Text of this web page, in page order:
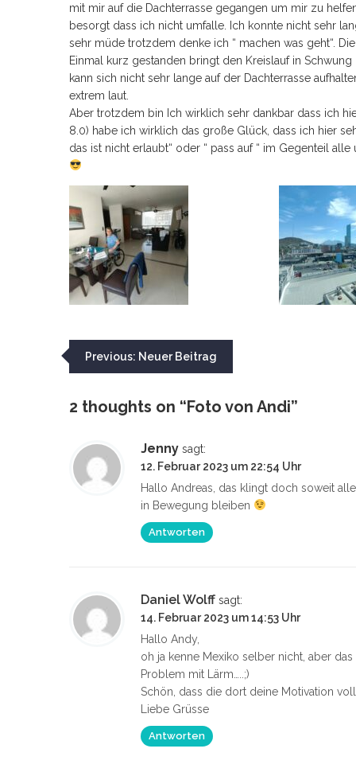
mit mir auf die Dachterrasse gegangen um mir zu
besorgt dass ich nicht umfalle. Ich konnte nicht sehr
sehr müde trotzdem denke ich “ machen was geht“.
Einmal kurz gestanden bringt den Kreislauf in
kann sich nicht sehr lange auf der Dachterrasse
extrem laut.
Aber trotzdem bin Ich wirklich sehr dankbar dass ich
8.0) habe ich wirklich das große Glück, dass ich hier
das ist nicht erlaubt“ oder “ pass auf “ im Gegenteil
Beitragsnavigation
Previous: Neuer Beitrag
2 thoughts on “Foto von Andi”
Jenny sagt:
12. Februar 2023 um 22:54 Uhr
Hallo Andreas, das klingt doch soweit
in Bewegung bleiben
Antworten
Daniel Wolff sagt:
14. Februar 2023 um 14:53 Uhr
Hallo Andy,
oh ja kenne Mexiko selber nicht, aber
Problem mit Lärm…..;)
Schön, dass die dort deine Motivation
Liebe Grüsse
Antworten